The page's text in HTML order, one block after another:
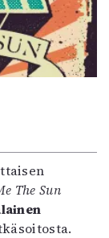
The Sun